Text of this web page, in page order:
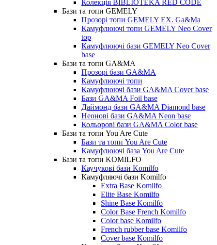
Колекція BIBLIOTEKA RED CODE
Бази та топи GEMELY
Прозорі топи GEMELY EX. Ga&Ma
Камуфлюючі топи GEMELY Neo Cover
top
Камуфлюючі бази GEMELY Neo Cover
base
Бази та топи GA&MA
Прозорі бази GA&MA
Камуфлюючі топи
Камуфлюючі бази GA&MA Cover base
Бази GA&MA Foil base
Даймонд бази GA&MA Diamond base
Неонові бази GA&MA Neon base
Кольорові бази GA&MA Color base
Бази та топи You Are Cute
Бази та топи You Are Cute
Камуфлюючі база You Are Cute
Бази та топи KOMILFO
Каучукові бази Komilfo
Камуфляючі бази Komilfo
Extra Base Komilfo
Elite Base Komilfo
Shine Base Komilfo
Color Base French Komilfo
Color base Komilfo
French rubber base Komilfo
Cover base Komilfo